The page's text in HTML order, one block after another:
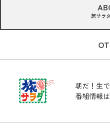
旅サラ
朝だ！生
番組情報